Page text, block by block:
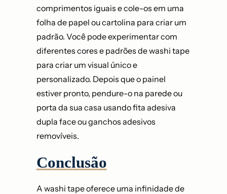
comprimentos iguais e cole-os em uma
folha de papel ou cartolina para criar um
padrão. Você pode experimentar com
diferentes cores e padrões de washi tape
para criar um visual único e
personalizado. Depois que o painel
estiver pronto, pendure-o na parede ou
porta da sua casa usando fita adesiva
dupla face ou ganchos adesivos
removíveis.
Conclusão
A washi tape oferece uma infinidade de